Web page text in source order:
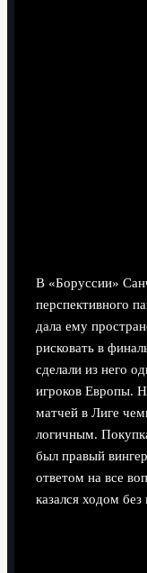
В «Боруссии»
перспективного
дала ему
рисковать в
сделали из него
игроков Европы.
матчей в Лиге
логичным.
был правый
ответом на все
казался ходом